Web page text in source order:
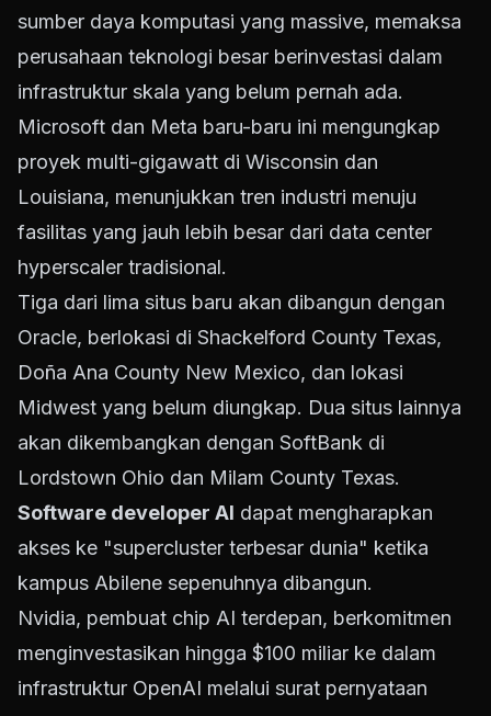
sumber daya komputasi yang massive, memaksa
perusahaan teknologi besar berinvestasi dalam
infrastruktur skala yang belum pernah ada.
Microsoft dan Meta baru-baru ini mengungkap
proyek multi-gigawatt di Wisconsin dan
Louisiana, menunjukkan tren industri menuju
fasilitas yang jauh lebih besar dari data center
hyperscaler tradisional.
Tiga dari lima situs baru akan dibangun dengan
Oracle, berlokasi di Shackelford County Texas,
Doña Ana County New Mexico, dan lokasi
Midwest yang belum diungkap. Dua situs lainnya
akan dikembangkan dengan SoftBank di
Lordstown Ohio dan Milam County Texas.
Software developer AI dapat mengharapkan
akses ke "supercluster terbesar dunia" ketika
kampus Abilene sepenuhnya dibangun.
Nvidia, pembuat chip AI terdepan, berkomitmen
menginvestasikan hingga $100 miliar ke dalam
infrastruktur OpenAI melalui surat pernyataan